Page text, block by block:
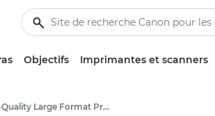
Objectifs Imprimantes et scanners
High-Quality Large Format Printers for CAD/GIS and Stunning Graphics